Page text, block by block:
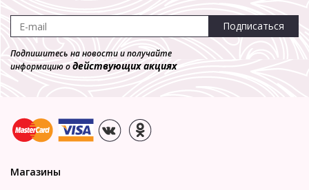
Подписаться
Подпишитесь на новости и получайте
информацию одействующих акциях
Магазины